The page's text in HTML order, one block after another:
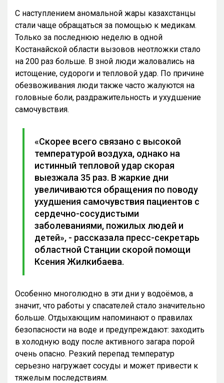
С наступлением аномальной жары казахстанцы
стали чаще обращаться за помощью к медикам.
Только за последнюю неделю в одной
Костанайской области вызовов неотложки стало
на 200 раз больше. В зной люди жаловались на
истощение, судороги и тепловой удар. По причине
обезвоживания люди также часто жалуются на
головные боли, раздражительность и ухудшение
самочувствия.
«Скорее всего связано с высокой
температурой воздуха, однако на
истинный тепловой удар скорая
выезжала 35 раз. В жаркие дни
увеличиваются обращения по поводу
ухудшения самочувствия пациентов с
сердечно-сосудистыми
заболеваниями, пожилых людей и
детей», - рассказала пресс-секретарь
областной Станции скорой помощи
Ксения Жилкибаева.
Особенно многолюдно в эти дни у водоёмов, а
значит, что работы у спасателей стало значительно
больше. Отдыхающим напоминают о правилах
безопасности на воде и предупреждают: заходить
в холодную воду после активного загара порой
очень опасно. Резкий перепад температур
серьезно нагружает сосуды и может привести к
тяжелым последствиям.